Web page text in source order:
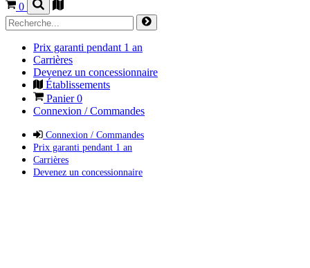
0
Prix garanti pendant 1 an
Carrières
Devenez un concessionnaire
Établissements
Panier0
Connexion / Commandes
Connexion / Commandes
Prix garanti pendant 1 an
Carrières
Devenez un concessionnaire